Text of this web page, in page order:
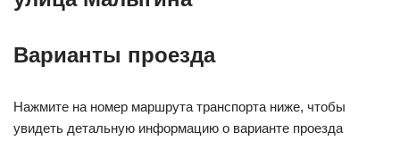
Варианты проезда
Нажмите на номер маршрута транспорта ниже, чтобы
увидеть детальную информацию о варианте проезда